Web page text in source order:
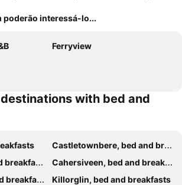
poderão interessá-lo...
Ferryview
with bed and
Castletownbere, bed and breakfasts
Cahersiveen, bed and breakfasts
Killorglin, bed and breakfasts